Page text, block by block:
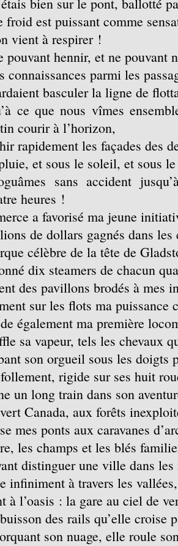
froid est puissant comme
vient à respirer !
pouvant hennir, et ne pouvant
connaissances parmi les
basculer la ligne de
ce que nous vîmes
courir à l’horizon,
rapidement les façades des
et sous le soleil, et sous
sans accident
heures !
a favorisé ma jeune
de dollars gagnés dans les
célèbre de la tête de
dix steamers de chacun
des pavillons brodés à mes
sur les flots ma puissance
également ma première
sa vapeur, tels les chevaux
son orgueil sous les doigts
rigide sur ses huit
un long train dans son
Canada, aux forêts
mes ponts aux caravanes
les champs et les blés
distinguer une ville dans
infiniment à travers les vallées,
à l’oasis : la gare au ciel de
des rails qu’elle croise
son nuage, elle roule